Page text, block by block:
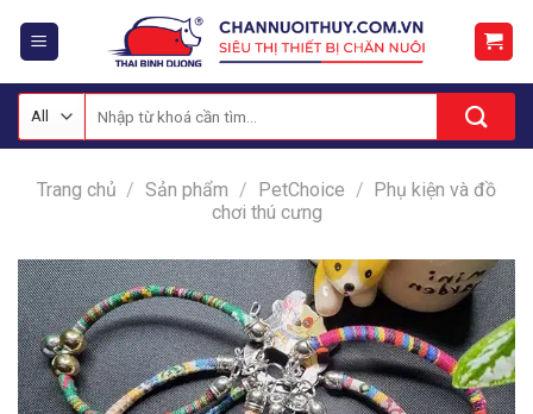
kiếm:
Trang chủ / Sản phẩm / PetChoice / Phụ kiện và đồ
chơi thú cưng